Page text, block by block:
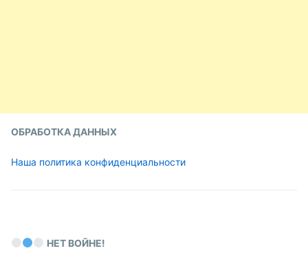
ОБРАБОТКА ДАННЫХ
Наша политика конфиденциальности
НЕТ ВОЙНЕ!